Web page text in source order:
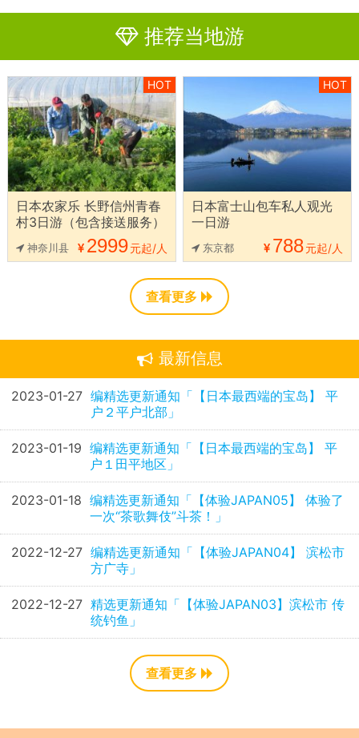
推荐当地游
HOT
日本农家乐 长野信州青春
村3日游（包含接送服务）
神奈川县 2999元起/人
HOT
日本富士山包车私人观光
一日游
东京都 788元起/人
查看更多
最新信息
2023-01-27 编精选更新通知「【日本最西端的宝岛】 平
户２平户北部」
2023-01-19 编精选更新通知「【日本最西端的宝岛】 平
户１田平地区」
2023-01-18 编精选更新通知「【体验JAPAN05】 体验了
一次“茶歌舞伎”斗茶！」
2022-12-27 编精选更新通知「【体验JAPAN04】 滨松市
方广寺」
2022-12-27 精选更新通知「【体验JAPAN03】滨松市 传
统钓鱼」
查看更多